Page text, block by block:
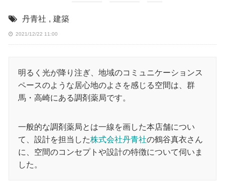
丹青社 , 建築
2021/12/22 11:00
明るく光が降り注ぎ、地域のコミュニケーションス
ペースのような居心地のよさを感じる空間は、群
馬・高崎にある調剤薬局です。
一般的な調剤薬局とは一線を画した本店舗につい
て、設計を担当した株式会社丹青社の鶴谷真衣さん
に、空間のコンセプトや設計の特徴について伺いま
した。